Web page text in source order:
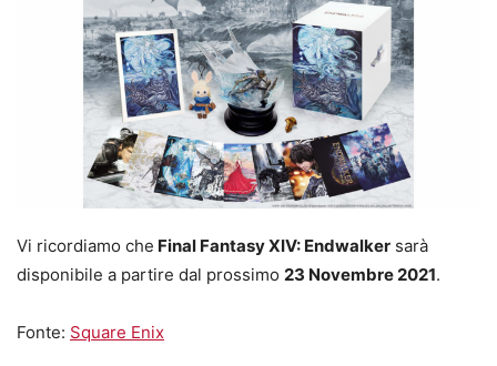
Vi ricordiamo che Final Fantasy XIV: Endwalker sarà
disponibile a partire dal prossimo 23 Novembre 2021.
Fonte: Square Enix